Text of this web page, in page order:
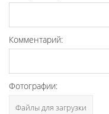
Комментарий:
Фотографии:
Файлы для загрузки